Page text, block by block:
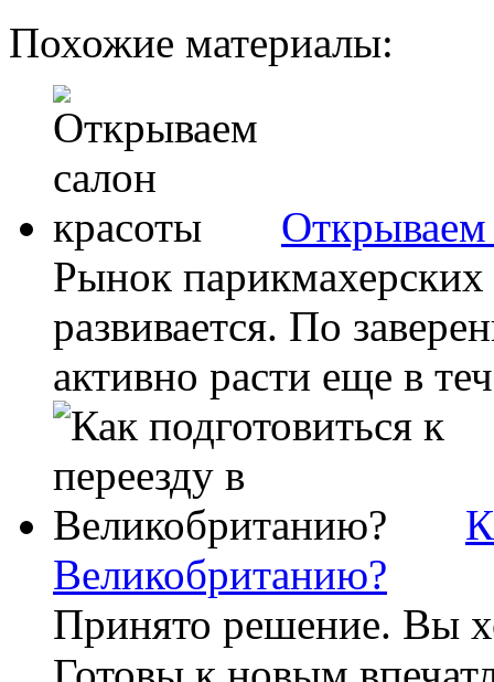
Похожие материалы:
Открываем
Рынок
развивается. По
активно расти еще в
Великобританию?
Принято решение. Вы